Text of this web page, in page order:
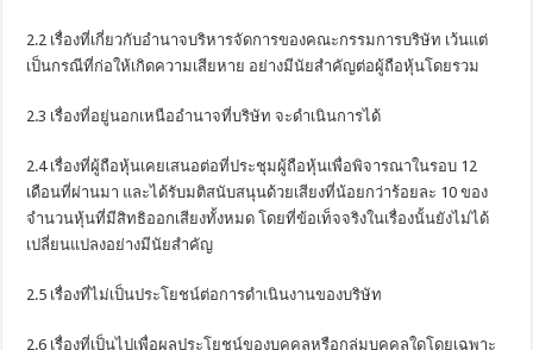
2.2 เรื่องที่เกี่ยวกับอำนาจบริหารจัดการของคณะกรรมการบริษัท เว้นแต่
เป็นกรณีที่ก่อให้เกิดความเสียหาย อย่างมีนัยสำคัญต่อผู้ถือหุ้นโดยรวม
2.3 เรื่องที่อยู่นอกเหนืออำนาจที่บริษัท จะดำเนินการได้
2.4 เรื่องที่ผู้ถือหุ้นเคยเสนอต่อที่ประชุมผู้ถือหุ้นเพื่อพิจารณาในรอบ 12
เดือนที่ผ่านมา และได้รับมติสนับสนุนด้วยเสียงที่น้อยกว่าร้อยละ 10 ของ
จำนวนหุ้นที่มีสิทธิออกเสียงทั้งหมด โดยที่ข้อเท็จจริงในเรื่องนั้นยังไม่ได้
เปลี่ยนแปลงอย่างมีนัยสำคัญ
2.5 เรื่องที่ไม่เป็นประโยชน์ต่อการดำเนินงานของบริษัท
2.6 เรื่องที่เป็นไปเพื่อผลประโยชน์ของบุคคลหรือกลุ่มบุคคลใดโดยเฉพาะ